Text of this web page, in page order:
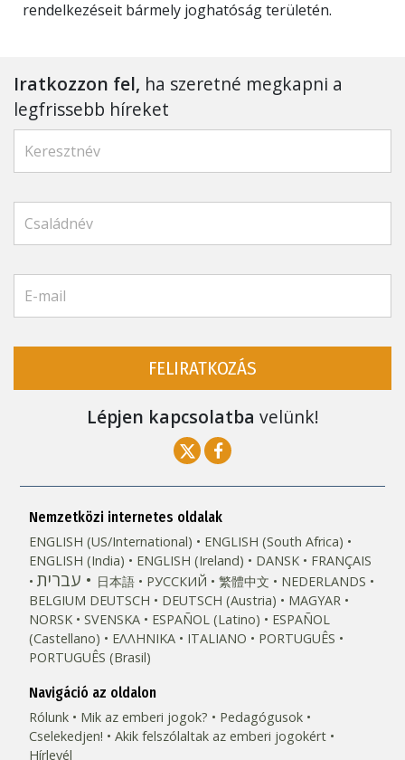
rendelkezéseit bármely joghatóság területén.
Iratkozzon fel, ha szeretné megkapni a
legfrissebb híreket
FELIRATKOZÁS
Lépjen kapcsolatba velünk!
Nemzetközi internetes oldalak
ENGLISH (US/International)
ENGLISH (South Africa)
ENGLISH (India)
ENGLISH (Ireland) DANSK FRANÇAIS
עברית 日本語 РУССКИЙ 繁體中文
NEDERLANDS
BELGIUM DEUTSCH DEUTSCH (Austria)
MAGYAR
NORSK
SVENSKA ESPAÑOL (Latino)
ESPAÑOL
(Castellano)
ΕΛΛΗΝΙΚA ITALIANO
PORTUGUÊS
PORTUGUÊS (Brasil)‎
Navigáció az oldalon
Rólunk
Mik az emberi jogok?
Pedagógusok
Cselekedjen!
Akik felszólaltak az emberi jogokért
Hírlevél